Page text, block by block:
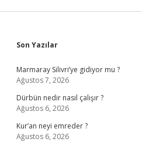
Sidebar
Son Yazılar
Marmaray Silivri’ye gidiyor mu ?
Ağustos 7, 2026
Dürbün nedir nasıl çalışır ?
Ağustos 6, 2026
Kur’an neyi emreder ?
Ağustos 6, 2026